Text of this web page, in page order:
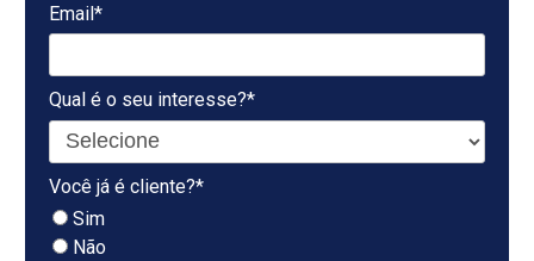
Email*
Qual é o seu interesse?*
Você já é cliente?*
Sim
Não